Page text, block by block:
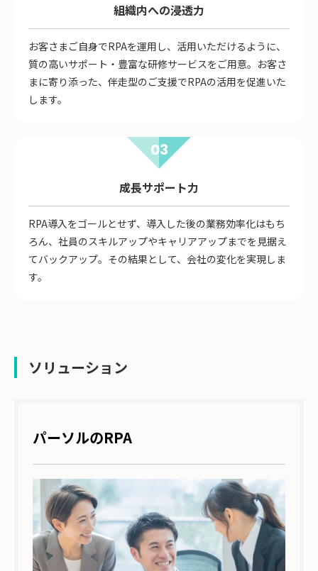
組織内への浸透力
お客さまご自身でRPAを運用し、活用いただけるように、
質の高いサポート・豊富な研修サービスをご用意。お客さ
まに寄り添った、伴走型のご支援でRPAの活用を促進いた
します。
03
成長サポート力
RPA導入をゴールとせず、導入した後の業務効率化はもち
ろん、社員のスキルアップやキャリアアップまでを見据え
てバックアップ。その結果として、会社の変化を実現しま
す。
ソリューション
パーソルのRPA